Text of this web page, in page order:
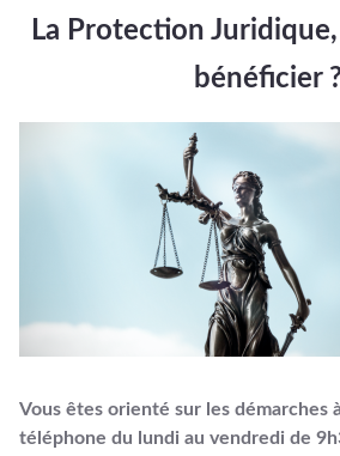
La Protection Juridique,
bénéficier ?
Vous êtes orienté sur les démarches
téléphone du lundi au vendredi de